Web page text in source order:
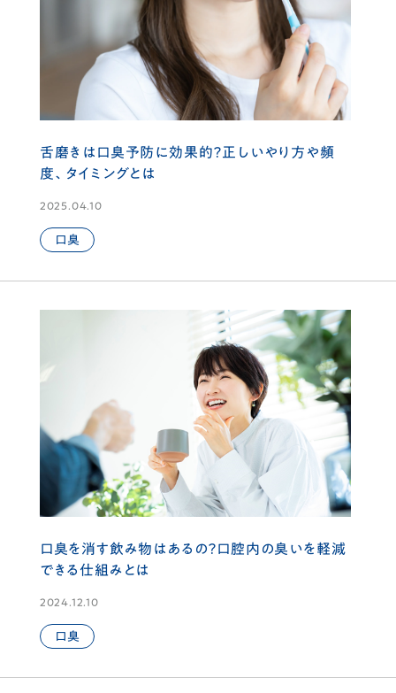
舌磨きは口臭予防に効果的？正しいやり方や頻
度、タイミングとは
2025.04.10
口臭
口臭を消す飲み物はあるの？口腔内の臭いを軽減
できる仕組みとは
2024.12.10
口臭